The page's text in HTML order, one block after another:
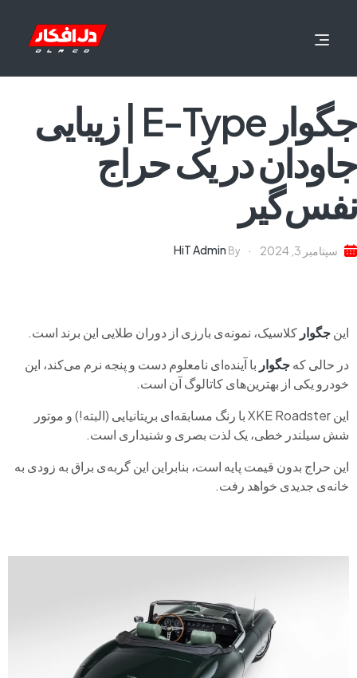
جگوار E-Type | زیبایی
جاودان در یک حراج
نفس‌گیر
سپتامبر 3, 2024 By
HiT Admin
اینجگوار کلاسیک، نمونه‌ی بارزی از دوران طلایی این برند است.
در حالی کهجگوار با آینده‌ای نامعلوم دست و پنجه نرم می‌کند، این
خودرو یکی از بهترین‌های کاتالوگ آن است.
این XKE Roadster با رنگ مسابقه‌ای بریتانیایی (البته!) و موتور
شش سیلندر خطی، یک لذت بصری و شنیداری است.
این حراج بدون قیمت پایه است، بنابراین این گربه‌ی براق به زودی به
خانه‌ی جدیدی خواهد رفت.